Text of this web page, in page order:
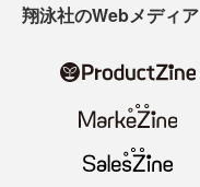
翔泳社のWebメディア